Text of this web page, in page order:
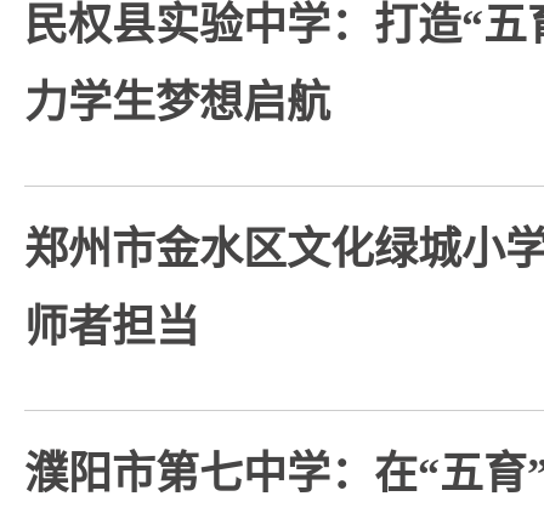
民权县实验中学：打造“
力学生梦想启航
郑州市金水区文化绿城小
师者担当
濮阳市第七中学：在“五育